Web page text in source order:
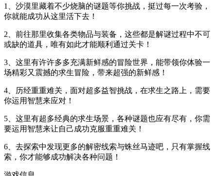
1、沙漠里藏着不少烧脑的谜题等你挑战，挺过每一次考验，
你就能成功从这里活下去！
2、前往那里收集各类物品与装备，这些都是解谜过程中不可
或缺的道具，唯有如此才能顺利通过关卡！
3、这里有许许多多充满新鲜感的冒险世界，能带领你体验一
场精彩又震撼的求生冒险，带来超强的新鲜感！
4、历经重重难关，面对超多益智挑战，在求生之路上，需要
你运用智慧来应对！
5、这里有超多经典的求生场景，各种谜题也应有尽有，你需
要运用智慧来让自己成功克服重重难关！
6、去探索中发现更多的解密线索与蛛丝马迹吧，只有掌握线
索，你才能够成功解决各种问题！